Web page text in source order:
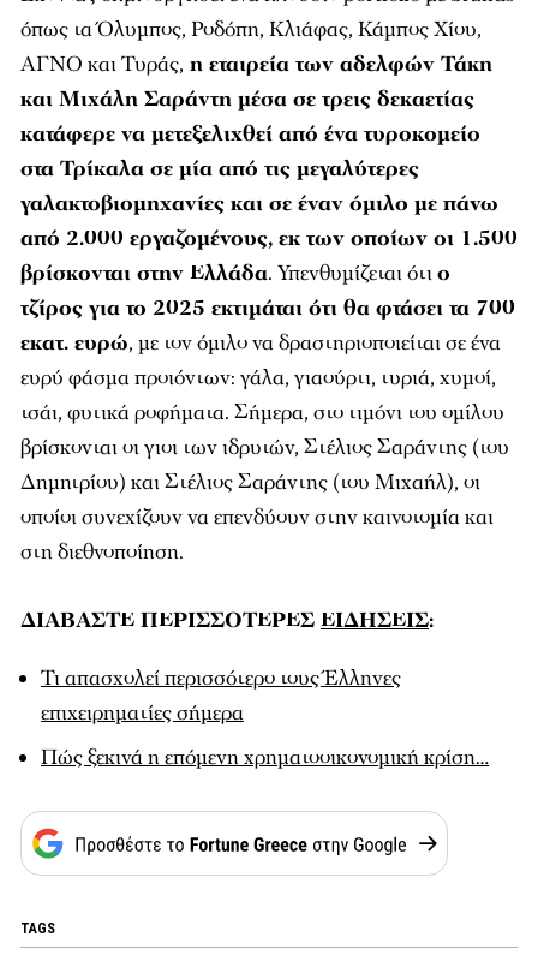
όπως τα Όλυμπος, Ροδόπη, Κλιάφας, Κάμπος Χίου,
ΑΓΝΟ και Τυράς, η εταιρεία των αδελφών Τάκη
και Μιχάλη Σαράντη μέσα σε τρεις δεκαετίας
κατάφερε να μετεξελιχθεί από ένα τυροκομείο
στα Τρίκαλα σε μία από τις μεγαλύτερες
γαλακτοβιομηχανίες και σε έναν όμιλο με πάνω
από 2.000 εργαζομένους, εκ των οποίων οι 1.500
βρίσκονται στην Ελλάδα. Υπενθυμίζεται ότιο
τζίρος για το 2025 εκτιμάται ότι θα φτάσει τα 700
εκατ. ευρώ, με τον όμιλο να δραστηριοποιείται σε ένα
ευρύ φάσμα προιόντων: γάλα, γιαούρτι, τυριά, χυμοί,
τσάι, φυτικά ροφήματα. Σήμερα, στο τιμόνι του ομίλου
βρίσκονται οι γιοι των ιδρυτών, Στέλιος Σαράντης (του
Δημητρίου) και Στέλιος Σαράντης (του Μιχαήλ), οι
οποίοι συνεχίζουν να επενδύουν στην καινοτομία και
στη διεθνοποίηση.
ΔΙΑΒΑΣΤΕ ΠΕΡΙΣΣΟΤΕΡΕΣ ΕΙΔΗΣΕΙΣ:
Τι απασχολεί περισσότερο τους Έλληνες
επιχειρηματίες σήμερα
Πώς ξεκινά η επόμενη χρηματοοικονομική κρίση…
TAGS